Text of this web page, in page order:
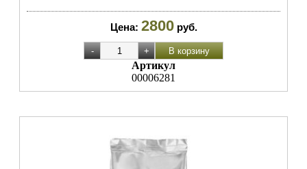
Цена: 2800 руб.
Артикул
00006281